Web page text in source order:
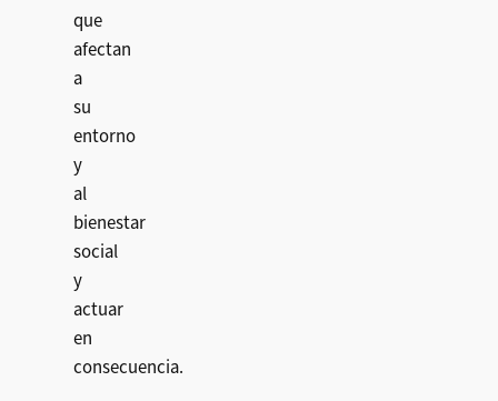
que
afectan
a
su
entorno
y
al
bienestar
social
y
actuar
en
consecuencia.